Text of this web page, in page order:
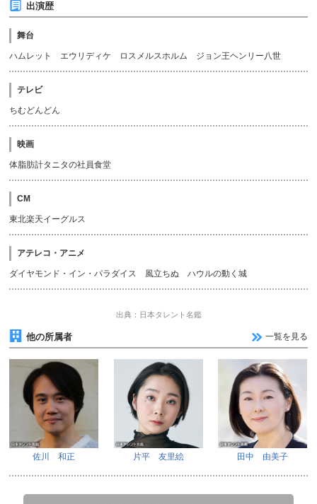
出演歴
舞台
ハムレット エウリディケ ロスメルスホルム ジョン王ヘンリー八世
テレビ
ちむどんどん
映画
体脂肪計タニタの社員食堂
CM
東北楽天イーグルス
アテレコ・アニメ
ダイヤモンド・イン・パラダイス 風立ちぬ ハウルの動く城
出典：日本タレント名鑑
他の所属者 一覧を見る
佐川 和正 片平 友里絵 田中 由美子